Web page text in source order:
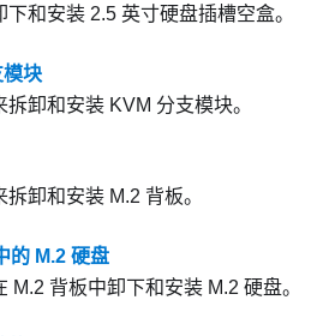
和安装 2.5 英寸硬盘插槽空盒。
模块
卸和安装 KVM 分支模块。
卸和安装 M.2 背板。
的 M.2 硬盘
M.2 背板中卸下和安装 M.2 硬盘。